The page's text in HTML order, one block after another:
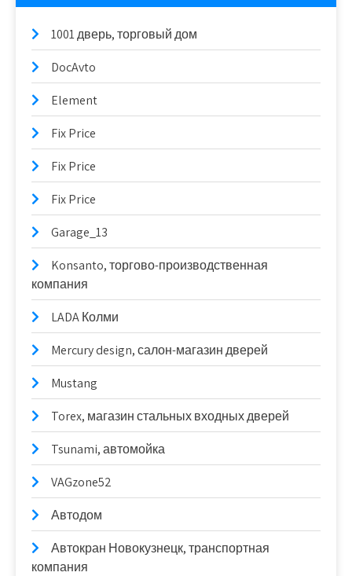
1001 дверь, торговый дом
DocAvto
Element
Fix Price
Fix Price
Fix Price
Garage_13
Konsanto, торгово-производственная
компания
LADA Колми
Mercury design, салон-магазин дверей
Mustang
Torex, магазин стальных входных дверей
Tsunami, автомойка
VAGzone52
Автодом
Автокран Новокузнецк, транспортная
компания